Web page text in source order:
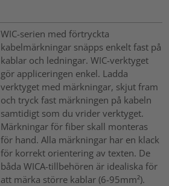
WIC-serien med förtryckta
kabelmärkningar snäpps enkelt fast på
kablar och ledningar. WIC-verktyget
gör appliceringen enkel. Ladda
verktyget med märkningar, skjut fram
och tryck fast märkningen på kabeln
samtidigt som du vrider verktyget.
Märkningar för fiber skall monteras
för hand. Alla märkningar har en klack
för korrekt orientering av texten. De
båda WICA-tillbehören är idealiska för
att märka större kablar (6-95mm²).